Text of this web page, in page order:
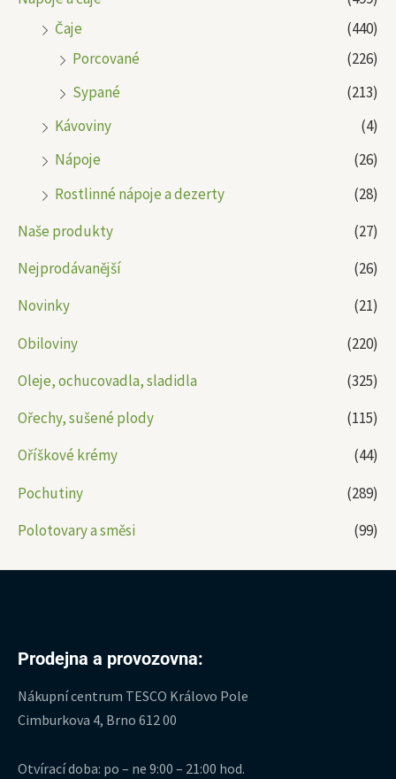
Čaje
(440)
Porcované
(226)
Sypané
(213)
Kávoviny
(4)
Nápoje
(26)
Rostlinné nápoje a dezerty
(28)
Naše produkty
(27)
Nejprodávanější
(26)
Novinky
(21)
Obiloviny
(220)
Oleje, ochucovadla, sladidla
(325)
Ořechy, sušené plody
(115)
Oříškové krémy
(44)
Pochutiny
(289)
Polotovary a směsi
(99)
Prodejna a provozovna:
Nákupní centrum TESCO Královo Pole
Cimburkova 4, Brno 612 00
Otvírací doba: po – ne 9:00 – 21:00 hod.